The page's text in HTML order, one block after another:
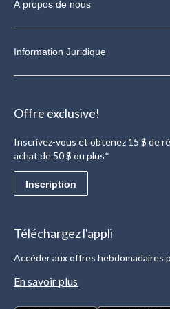
À propos de nous
Information Juridique
Offre exclusive!
Inscrivez-vous et obtenez 15 $ de
achat de 50 $ ou plus*
Inscription
Téléchargez l'appli
Accéder aux offres hebdomadaires
En savoir plus